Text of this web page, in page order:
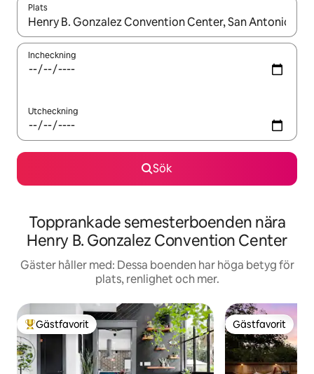
Plats
När resultaten är tillgängliga kan du navigera med upp- och
Incheckning
Utcheckning
Sök
Topprankade semesterboenden nära
Henry B. Gonzalez Convention Center
Gäster håller med: Dessa boenden har höga betyg för
plats, renlighet och mer.
Populär gästfavorit
Gästfavorit Gästfavorit
Gästfavorit